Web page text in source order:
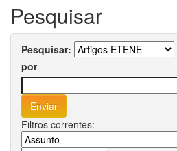
Pesquisar
Pesquisar:
por
Filtros correntes: